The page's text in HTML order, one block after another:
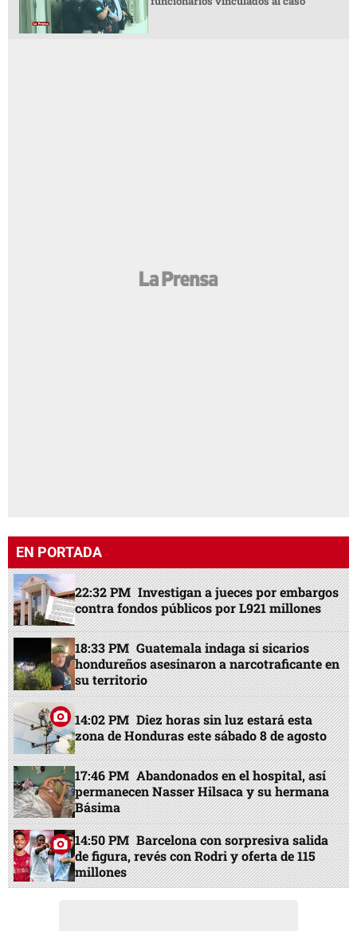
EN PORTADA
22:32 PM Investigan a jueces por embargos
contra fondos públicos por L921 millones
18:33 PM Guatemala indaga si sicarios
hondureños asesinaron a narcotraficante en
su territorio
14:02 PM Diez horas sin luz estará esta
zona de Honduras este sábado 8 de agosto
17:46 PM Abandonados en el hospital, así
permanecen Nasser Hilsaca y su hermana
Básima
14:50 PM Barcelona con sorpresiva salida
de figura, revés con Rodri y oferta de 115
millones